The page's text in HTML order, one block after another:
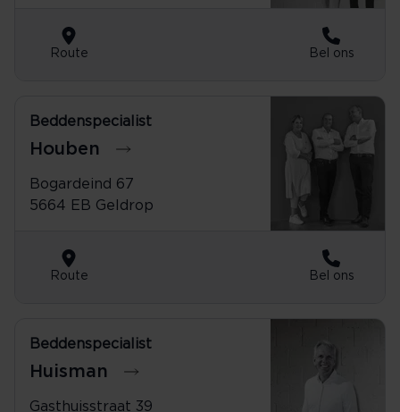
Route Bel ons
Beddenspecialist
Houben
Bogardeind 67
5664 EB Geldrop
040-2862367
Route Bel ons
Beddenspecialist
Huisman
Gasthuisstraat 39
0521-513431